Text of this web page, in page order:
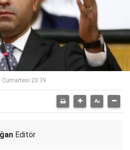
20:39
Editör